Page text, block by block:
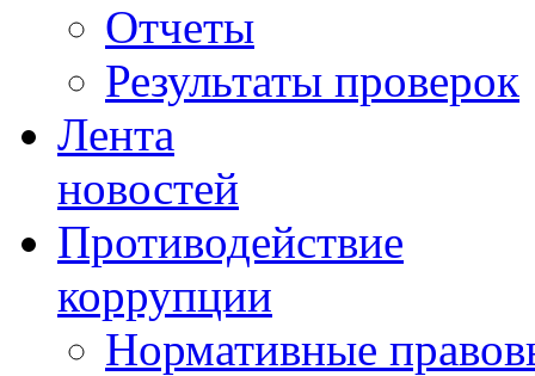
Отчеты
Результаты проверок
Лента
новостей
Противодействие
коррупции
Нормативные